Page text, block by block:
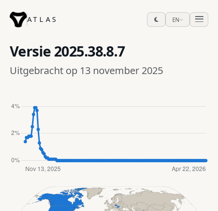
ATLAS EN
Versie 2025.38.8.7
Uitgebracht op 13 november 2025